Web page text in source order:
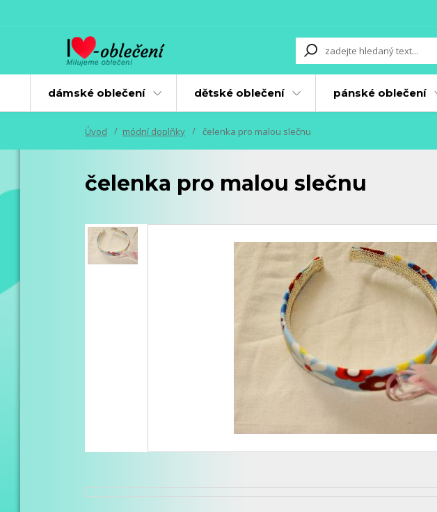
dámské oblečení dětské oblečení pánské oblečení
Úvod módní doplňky čelenka pro malou slečnu
čelenka pro malou slečnu